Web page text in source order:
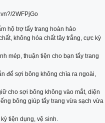
2WFPjGo
hộ trợ tẩy trang hoàn hảo
không hóa chất tây trắng, cực kỳ
mép, thuận tiện cho bạn tẩy trang
để sợi bông không chìa ra ngoài,
cho sợi bông không vào mắt, diện
bông giúp tẩy trang vừa sạch vừa
tiện dụng, vệ sinh.